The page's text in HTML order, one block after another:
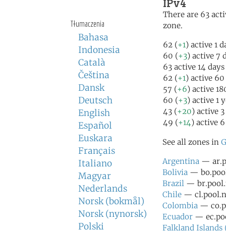
Tłumaczenia
Bahasa
Indonesia
Català
Čeština
Dansk
Deutsch
English
Español
Euskara
Français
Italiano
Magyar
Nederlands
Norsk (bokmål)
Norsk (nynorsk)
Polski
There are 63
zone.
62 (+1) active 1
60 (+3) active 7
63 active 14
62 (+1) active 60
57 (+6) active
60 (+3) active 1
43 (+20) active
49 (+14) active
See all zones in
Argentina —
Bolivia —
Brazil —
Chile —
Colombia —
Ecuador —
Falkland Islands